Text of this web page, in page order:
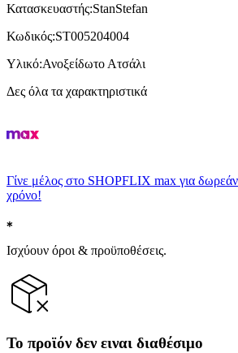
Κατασκευαστής:StanStefan
Κωδικός:ST005204004
Υλικό:Ανοξείδωτο Ατσάλι
Δες όλα τα χαρακτηριστικά
Γίνε μέλος στο SHOPFLIX max για δωρεάν
χρόνο!
Ισχύουν όροι & προϋποθέσεις.
Το προϊόν δεν ειναι διαθέσιμο